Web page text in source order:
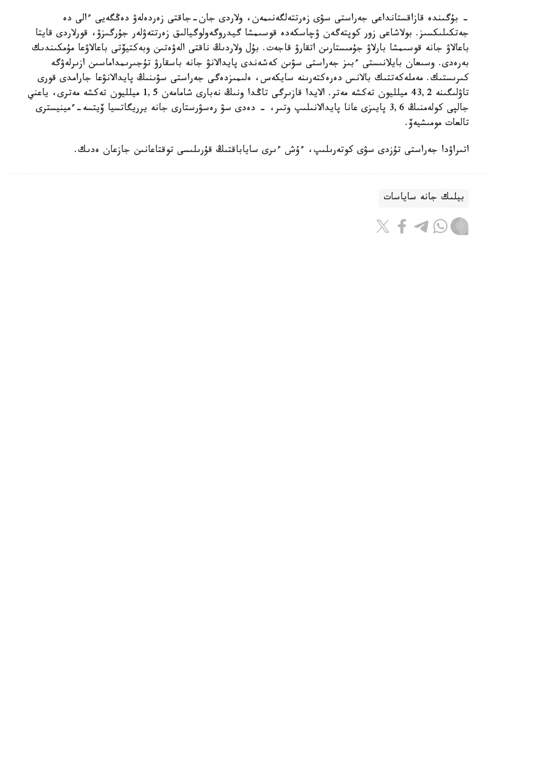
- بۇگىندە قازاقستانداعى جەراستى سۋى زەرتتەلگەنىمەن، ولاردى جان-جاقتى زەردەلەۋ دەڭگەيى ءالى دە
جەتكىلىكسىز. بولاشاعى زور كوپتەگەن ۋچاسكەدە قوسىمشا گيدروگەولوگيالىق زەرتتەۋلەر جۇرگىزۋ، قورلاردى قايتا
باعالاۋ جانە قوسىمشا بارلاۋ جۇمىستارىن اتقارۋ قاجەت. بۇل ولاردىڭ ناقتى الەۋەتىن وبەكتيۆتى باعالاۋعا مۇمكىندىك
بەرەدى. وسىعان بايلانىستى ءبىز جەراستى سۋىن كەشەندى پايدالانۋ جانە باسقارۋ تۇجىرىمداماسىن ازىرلەۋگە
كىرىستىك. مەملەكەتتىك بالانس دەرەكتەرىنە سايكەس، ەلىمىزدەگى جەراستى سۋىنىڭ پايدالانۋعا جارامدى قورى
تاۋلىگىنە 43,2 ميلليون تەكشە مەتر. الايدا قازىرگى تاڭدا ونىڭ نەبارى شامامەن 1,5 ميلليون تەكشە مەترى، ياعني
جالپى كولەمنىڭ 3,6 پايىزى عانا پايدالانىلىپ وتىر، - دەدى سۋ رەسۋرستارى جانە يرريگاتسيا ۆيتسە-ءمينيسترى
تالعات مومىشيەۆ.
اتىراۋدا جەراستى تۇزدى سۋى كوتەرىلىپ، ءۇش ءىرى ساياباقتىڭ قۇرىلىسى توقتاعانىن جازعان ەدىك.
بيلىك جانە ساياسات